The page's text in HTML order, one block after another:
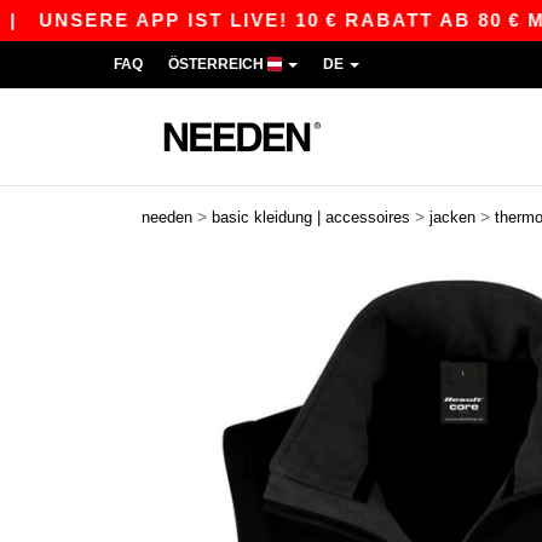
APP IST LIVE! 10 € RABATT AB 80 € MIT
FAQ ÖSTERREICH DE
needen > basic kleidung | accessoires > jacken >